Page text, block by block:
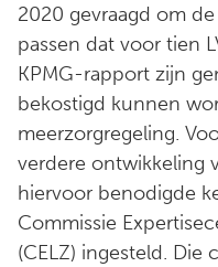
2020 gevraagd om
passen dat voor tien
KPMG-rapport zijn
bekostigd kunnen
meerzorgregeling.
verdere ontwikkeling
hiervoor benodigde
Commissie
(CELZ) ingesteld. Die